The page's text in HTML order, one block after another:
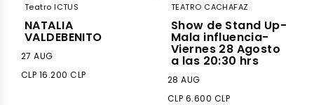
Teatro ICTUS
NATALIA
VALDEBENITO
27 AUG
CLP 16.200 CLP
TEATRO CACHAFAZ
Show de Stand Up-
Mala influencia-
Viernes 28 Agosto
a las 20:30 hrs
28 AUG
CLP 6.600 CLP